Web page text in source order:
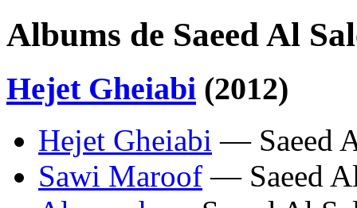
Albums de Saeed Al
Hejet Gheiabi (2012)
Hejet Gheiabi — Saeed
Sawi Maroof — Saeed